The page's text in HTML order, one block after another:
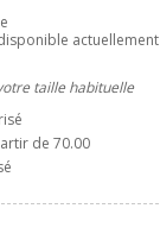
actuellement
taille habituelle
de 70.00 